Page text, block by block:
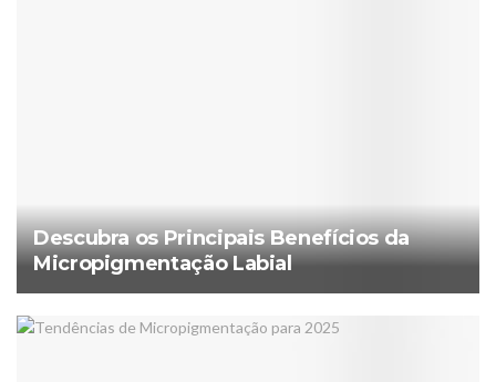
Descubra os Principais Benefícios da
Micropigmentação Labial